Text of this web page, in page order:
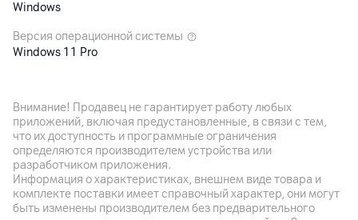
Windows
Версия операционной системы
Windows 11 Pro
Процессор
Intel Core i3
Модель процессора
Intel Core i3-1215U
Количество ядер
Внимание! Продавец не гарантирует работу любых
приложений, включая предустановленные, в связи с тем,
что их доступность и программные ограничения
определяются производителем устройства или
разработчиком приложения.
Информация о характеристиках, внешнем виде товара и
комплекте поставки имеет справочный характер, они могут
быть изменены производителем без предварительного